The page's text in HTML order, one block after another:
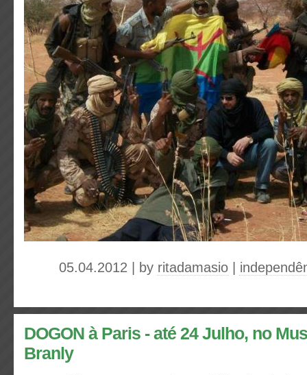
05.04.2012 | by ritadamasio
DOGON à Paris - até 24 Julho, no
Branly